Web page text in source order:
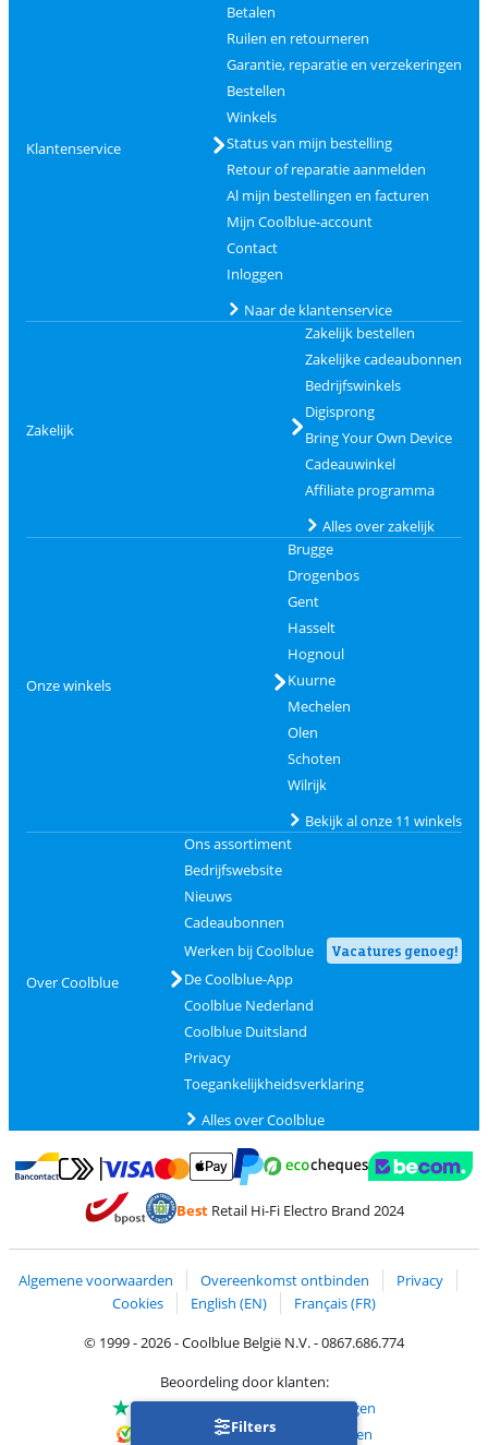
Filters
Klantenservice
Betalen
Ruilen en retourneren
Garantie, reparatie en verzekeringen
Bestellen
Winkels
Status van mijn bestelling
Retour of reparatie aanmelden
Al mijn bestellingen en facturen
Mijn Coolblue-account
Contact
Inloggen
Naar de klantenservice
Zakelijk
Zakelijk bestellen
Zakelijke cadeaubonnen
Bedrijfswinkels
Digisprong
Bring Your Own Device
Cadeauwinkel
Affiliate programma
Alles over zakelijk
Onze winkels
Brugge
Drogenbos
Gent
Hasselt
Hognoul
Kuurne
Mechelen
Olen
Schoten
Wilrijk
Bekijk al onze 11 winkels
Over Coolblue
Ons assortiment
Bedrijfswebsite
Nieuws
Cadeaubonnen
Werken bij Coolblue
Vacatures genoeg!
De Coolblue-App
Coolblue Nederland
Coolblue Duitsland
Privacy
Toegankelijkheidsverklaring
Alles over Coolblue
Betalen met Bancontact
Betalen met MasterCard en Visa via ClickToPay
Betalen met PayPal
BestRetail Hi-Fi Electro Brand 2024
Algemene voorwaarden Overeenkomst ontbinden
Privacy
Cookies
English (EN)
Français (FR)
© 1999 - 2026 - Coolblue België N.V. - 0867.686.774
Beoordeling door klanten:
Trustpilot 4/5-75.155 beoordelingen
Kiyoh 9.1/10-68.721 beoordelingen